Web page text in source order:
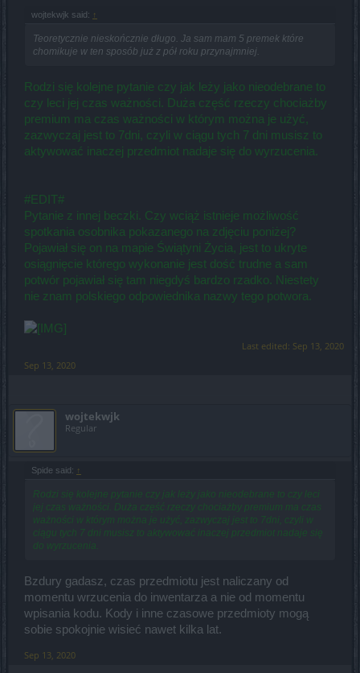
wojtekwjk said: ↑
Teoretycznie nieskończnie długo. Ja sam mam 5 premek które
chomikuje w ten sposób już z pół roku przynajmniej.
Rodzi się kolejne pytanie czy jak leży jako nieodebrane to
czy leci jej czas ważności. Duża część rzeczy chociażby
premium ma czas ważności w którym można je użyć,
zazwyczaj jest to 7dni, czyli w ciągu tych 7 dni musisz to
aktywować inaczej przedmiot nadaje się do wyrzucenia.
#EDIT#
Pytanie z innej beczki. Czy wciąż istnieje możliwość
spotkania osobnika pokazanego na zdjęciu poniżej?
Pojawiał się on na mapie Świątyni Życia, jest to ukryte
osiągnięcie którego wykonanie jest dość trudne a sam
potwór pojawiał się tam niegdyś bardzo rzadko. Niestety
nie znam polskiego odpowiednika nazwy tego potwora.
Last edited: Sep 13, 2020
Sep 13, 2020
wojtekwjk
Regular
Spide said: ↑
Rodzi się kolejne pytanie czy jak leży jako nieodebrane to czy leci
jej czas ważności. Duża część rzeczy chociażby premium ma czas
ważności w którym można je użyć, zazwyczaj jest to 7dni, czyli w
ciągu tych 7 dni musisz to aktywować inaczej przedmiot nadaje się
do wyrzucenia.
Bzdury gadasz, czas przedmiotu jest naliczany od
momentu wrzucenia do inwentarza a nie od momentu
wpisania kodu. Kody i inne czasowe przedmioty mogą
sobie spokojnie wisieć nawet kilka lat.
Sep 13, 2020